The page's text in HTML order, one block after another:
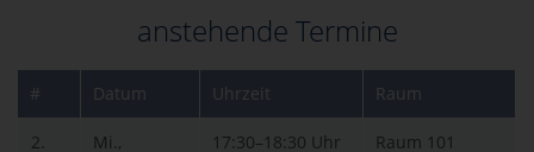
anstehende Termine
# Datum Uhrzeit Raum
2.
Mi.,
17:30–18:30 Uhr Raum 101